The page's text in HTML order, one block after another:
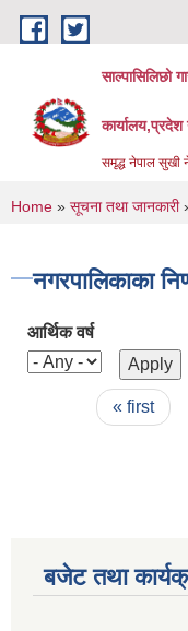
Skip to main content
साल्पासिलिछो
समृद्ध नेपाल सुखी
साल्पासिलिछो गाउँपालिका को
You are
Home » सूचना तथा जानकारी
नगरपालिकाका
आर्थिक वर्ष
Pages« first
बजेट तथा